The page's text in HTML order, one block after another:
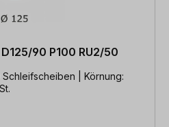
90 P100 RU2/50
Schleifscheiben | Körnung: